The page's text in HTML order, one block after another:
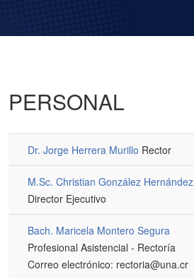
PERSONAL
Dr. Jorge Herrera Murillo Rector
M.Sc. Christian González Hernández
Director Ejecutivo
Bach. Maricela Montero Segura
Profesional Asistencial - Rectoría
Correo electrónico: rectoria@una.cr